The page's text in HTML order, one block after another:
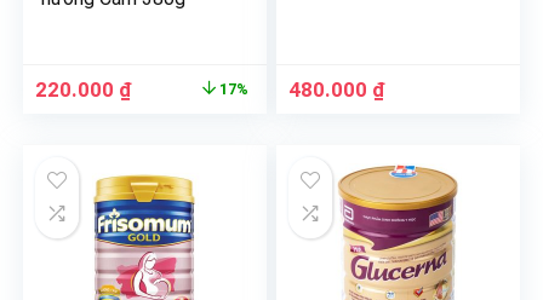
220.000 ₫ 17% 480.000 ₫